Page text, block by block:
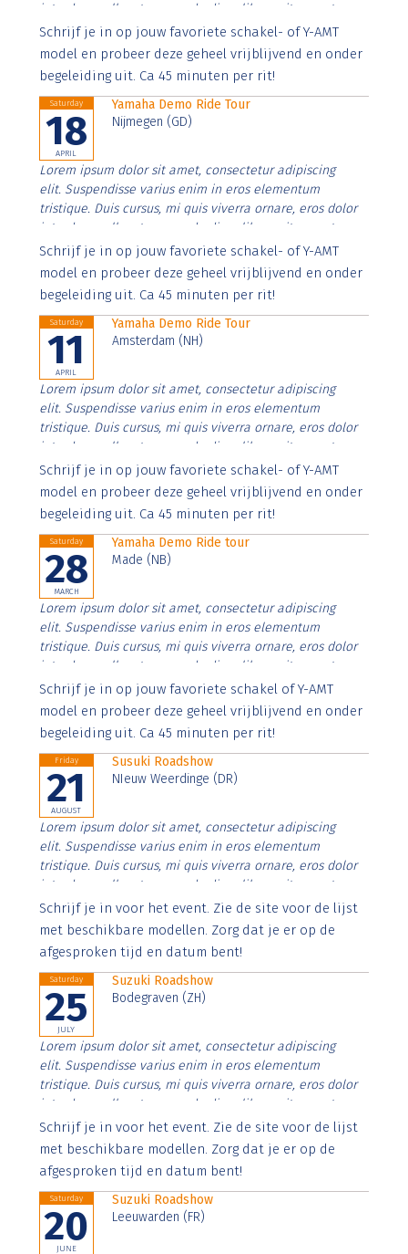
interdum nulla, ut commodo diam libero vitae erat.
Aenean faucibus nibh et justo cursus id rutrum lorem
imperdiet. Nunc ut sem vitae risus tristique posuere.
Schrijf je in op jouw favoriete schakel- of Y-AMT
model en probeer deze geheel vrijblijvend en onder
begeleiding uit. Ca 45 minuten per rit!
Saturday
18
APRIL
Yamaha Demo Ride Tour
Nijmegen (GD)
Lorem ipsum dolor sit amet, consectetur adipiscing
elit. Suspendisse varius enim in eros elementum
tristique. Duis cursus, mi quis viverra ornare, eros dolor
interdum nulla, ut commodo diam libero vitae erat.
Aenean faucibus nibh et justo cursus id rutrum lorem
imperdiet. Nunc ut sem vitae risus tristique posuere.
Schrijf je in op jouw favoriete schakel- of Y-AMT
model en probeer deze geheel vrijblijvend en onder
begeleiding uit. Ca 45 minuten per rit!
Saturday
11
APRIL
Yamaha Demo Ride Tour
Amsterdam (NH)
Lorem ipsum dolor sit amet, consectetur adipiscing
elit. Suspendisse varius enim in eros elementum
tristique. Duis cursus, mi quis viverra ornare, eros dolor
interdum nulla, ut commodo diam libero vitae erat.
Aenean faucibus nibh et justo cursus id rutrum lorem
imperdiet. Nunc ut sem vitae risus tristique posuere.
Schrijf je in op jouw favoriete schakel- of Y-AMT
model en probeer deze geheel vrijblijvend en onder
begeleiding uit. Ca 45 minuten per rit!
Saturday
28
MARCH
Yamaha Demo Ride tour
Made (NB)
Lorem ipsum dolor sit amet, consectetur adipiscing
elit. Suspendisse varius enim in eros elementum
tristique. Duis cursus, mi quis viverra ornare, eros dolor
interdum nulla, ut commodo diam libero vitae erat.
Aenean faucibus nibh et justo cursus id rutrum lorem
imperdiet. Nunc ut sem vitae risus tristique posuere.
Schrijf je in op jouw favoriete schakel of Y-AMT
model en probeer deze geheel vrijblijvend en onder
begeleiding uit. Ca 45 minuten per rit!
Friday
21
AUGUST
Susuki Roadshow
NIeuw Weerdinge (DR)
Lorem ipsum dolor sit amet, consectetur adipiscing
elit. Suspendisse varius enim in eros elementum
tristique. Duis cursus, mi quis viverra ornare, eros dolor
interdum nulla, ut commodo diam libero vitae erat.
Aenean faucibus nibh et justo cursus id rutrum lorem
imperdiet. Nunc ut sem vitae risus tristique posuere.
Schrijf je in voor het event. Zie de site voor de lijst
met beschikbare modellen. Zorg dat je er op de
afgesproken tijd en datum bent!
Saturday
25
JULY
Suzuki Roadshow
Bodegraven (ZH)
Lorem ipsum dolor sit amet, consectetur adipiscing
elit. Suspendisse varius enim in eros elementum
tristique. Duis cursus, mi quis viverra ornare, eros dolor
interdum nulla, ut commodo diam libero vitae erat.
Aenean faucibus nibh et justo cursus id rutrum lorem
imperdiet. Nunc ut sem vitae risus tristique posuere.
Schrijf je in voor het event. Zie de site voor de lijst
met beschikbare modellen. Zorg dat je er op de
afgesproken tijd en datum bent!
Saturday
20
JUNE
Suzuki Roadshow
Leeuwarden (FR)